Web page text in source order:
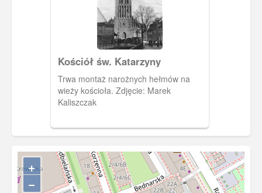
Kościół św. Katarzyny
Trwa montaż narożnych hełmów na
wieży kościoła. Zdjęcie: Marek
Kaliszczak
+
−